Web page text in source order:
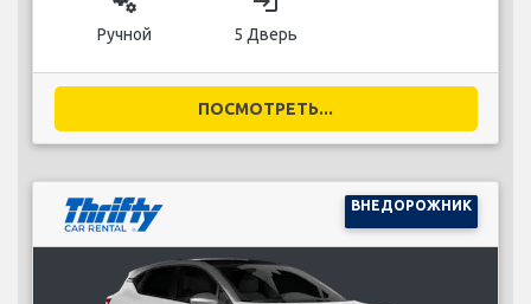
Ручной 5 Дверь
ПОСМОТРЕТЬ...
ВНЕДОРОЖНИК